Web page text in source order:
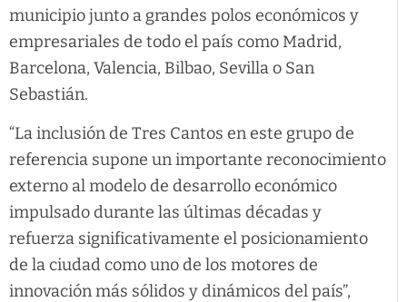
municipio junto a grandes polos económicos y
empresariales de todo el país como Madrid,
Barcelona, Valencia, Bilbao, Sevilla o San
Sebastián.
“La inclusión de Tres Cantos en este grupo de
referencia supone un importante reconocimiento
externo al modelo de desarrollo económico
impulsado durante las últimas décadas y
refuerza significativamente el posicionamiento
de la ciudad como uno de los motores de
innovación más sólidos y dinámicos del país”,